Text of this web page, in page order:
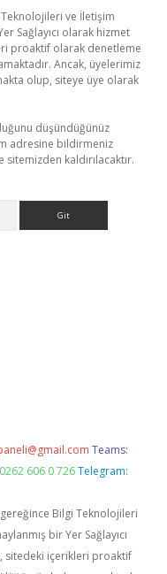
Teknolojileri ve İletişim
Sağlayıcı olarak hizmet
proaktif olarak denetleme
Ancak, üyelerimiz
olup, siteye üye olarak
düşündüğünüz
adresine bildirmeniz
kaldırılacaktır.
Teams:
606 0 726 Telegram:
gereğince Bilgi Teknolojileri
bir Yer Sağlayıcı
sitedeki içerikleri proaktif